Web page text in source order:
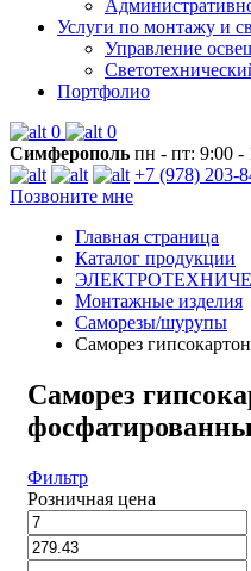
Услуги по монтажу и
Управление
Портфолио
0
0
Симферополь пн - пт: 9:00 -
+7 (978) 203-
Позвоните мне
Главная страница
Каталог продукции
Монтажные изделия
Саморезы/шурупы
Саморез
Саморез
Фильтр
Розничная цена